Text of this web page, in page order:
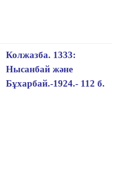
Колжазба. 1333:
Нысанбай және
Бұхарбай.-1924.- 112 б.